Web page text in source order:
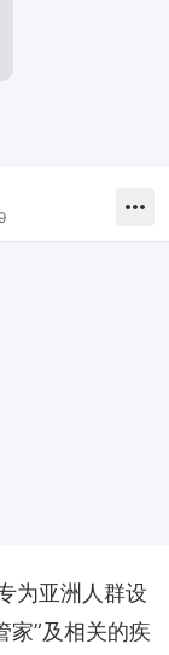
为亚洲人群设
家”及相关的疾